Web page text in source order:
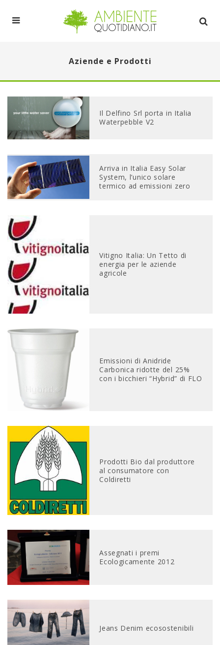
Aziende e Prodotti
Il Delfino Srl porta in Italia
Waterpebble V2
Arriva in Italia Easy Solar
System, l’unico solare
termico ad emissioni zero
Vitigno Italia: Un Tetto di
energia per le aziende
agricole
Emissioni di Anidride
Carbonica ridotte del 25%
con i bicchieri “Hybrid” di FLO
Prodotti Bio dal produttore
al consumatore con
Coldiretti
Assegnati i premi
Ecologicamente 2012
Jeans Denim ecosostenibili